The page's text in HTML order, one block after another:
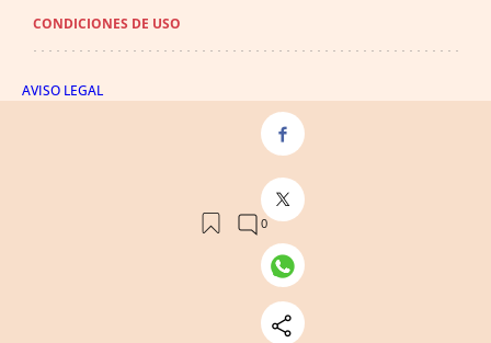
CONDICIONES DE USO
AVISO LEGAL
© 2026 El León de El Español Publicaciones S.A.